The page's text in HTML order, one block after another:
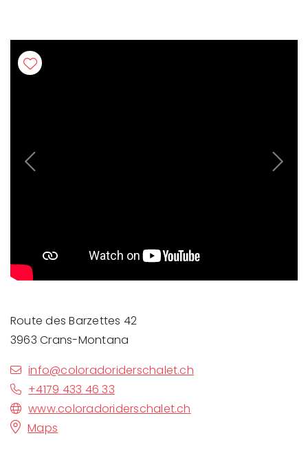
Previous Next
Route des Barzettes 42
3963 Crans-Montana
info@coloradoriderschalet.ch
+4179 433 46 33
www.coloradoriderschalet.ch
Maps